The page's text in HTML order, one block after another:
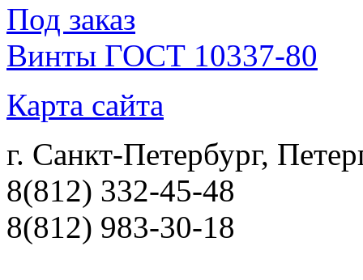
Под заказ
Винты ГОСТ 10337-80
Карта сайта
г. Санкт-Петербург,
8(812) 332-45-48
8(812) 983-30-18